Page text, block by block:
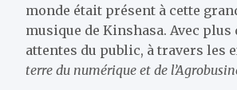
monde était présent à cette
musique de Kinshasa. Avec
attentes du public, à travers les
terre du numérique et de